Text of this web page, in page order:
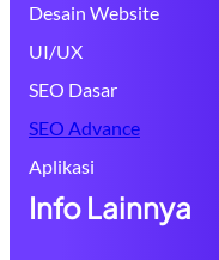
Desain Website
UI/UX
SEO Dasar
SEO Advance
Aplikasi
Info Lainnya